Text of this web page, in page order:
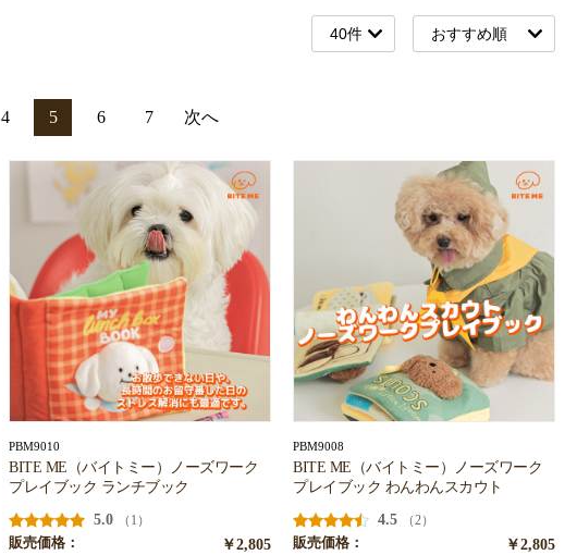
4 5 6 7 次へ
PBM9010
BITE ME（バイトミー）ノーズワーク
プレイブック ランチブック
5.0
（1）
販売価格：
￥2,805
PBM9008
BITE ME（バイトミー）ノーズワーク
プレイブック わんわんスカウト
4.5
（2）
販売価格：
￥2,805